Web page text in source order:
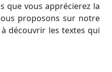
que vous apprécierez la
proposons sur notre
découvrir les textes qui